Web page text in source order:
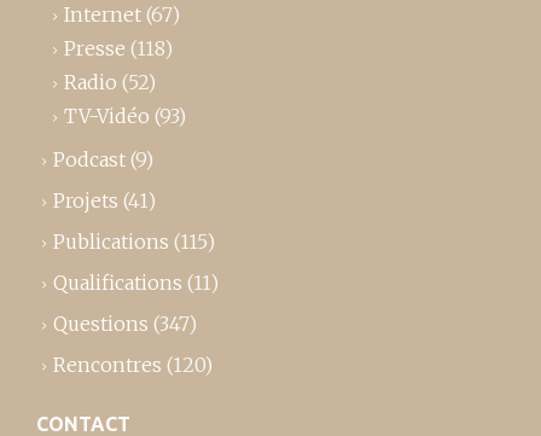
Internet (67)
Presse (118)
Radio (52)
TV-Vidéo (93)
Podcast (9)
Projets (41)
Publications (115)
Qualifications (11)
Questions (347)
Rencontres (120)
CONTACT